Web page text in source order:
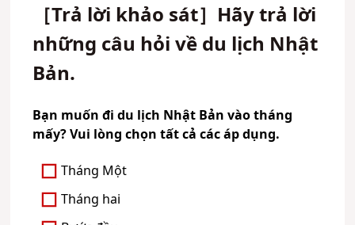
［Trả lời khảo sát］Hãy trả lời
những câu hỏi về du lịch Nhật
Bản.
Bạn muốn đi du lịch Nhật Bản vào tháng
mấy? Vui lòng chọn tất cả các áp dụng.
Tháng Một
Tháng hai